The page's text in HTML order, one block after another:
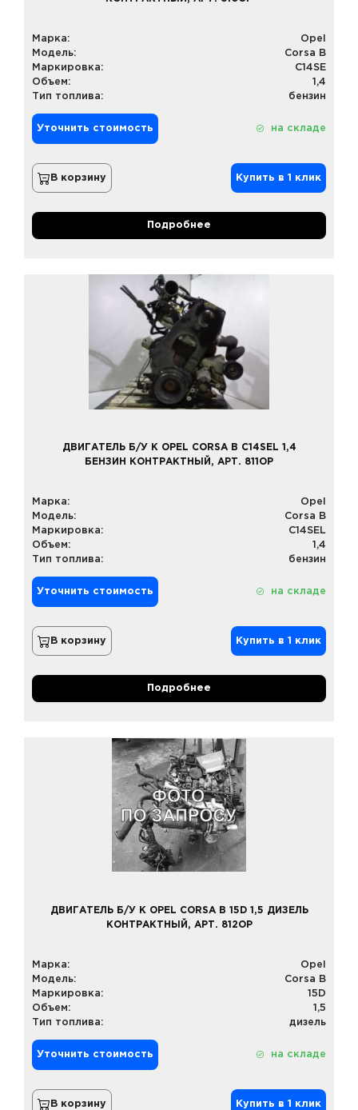
Марка:
Opel
Модель:
Corsa B
Маркировка:
C14SE
Объем:
1,4
Тип топлива:
бензин
Уточнить стоимость на складе
В корзину Купить в 1 клик
Подробнее
ДВИГАТЕЛЬ Б/У К OPEL CORSA B C14SEL 1,4
БЕНЗИН КОНТРАКТНЫЙ, АРТ. 811OP
Марка:
Opel
Модель:
Corsa B
Маркировка:
C14SEL
Объем:
1,4
Тип топлива:
бензин
Уточнить стоимость на складе
В корзину Купить в 1 клик
Подробнее
ДВИГАТЕЛЬ Б/У К OPEL CORSA B 15D 1,5 ДИЗЕЛЬ
КОНТРАКТНЫЙ, АРТ. 812OP
Марка:
Opel
Модель:
Corsa B
Маркировка:
15D
Объем:
1,5
Тип топлива:
дизель
Уточнить стоимость на складе
В корзину Купить в 1 клик